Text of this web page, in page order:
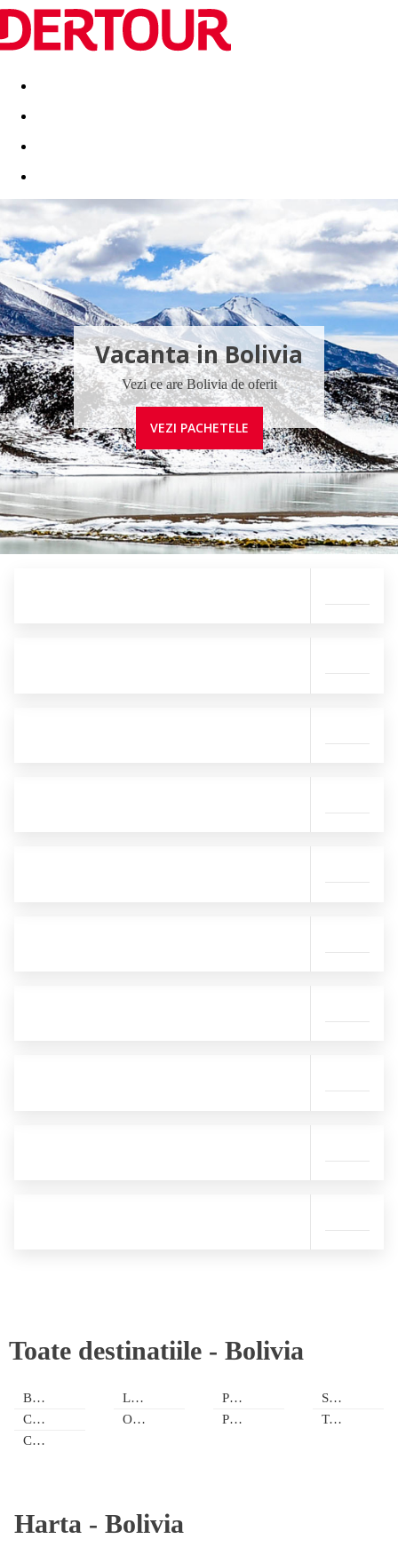
Destinatii Vacanta perfecta OFERTE DE NERATAT
Vacanta in Bolivia
Vezi ce are Bolivia de oferit
VEZI PACHETELE
Toate destinatiile - Bolivia
Beni
Chuquisaca
Cochabamba
La Paz
Oruro
Pando
Potosi
Santa Cruz
Tarija
Harta - Bolivia